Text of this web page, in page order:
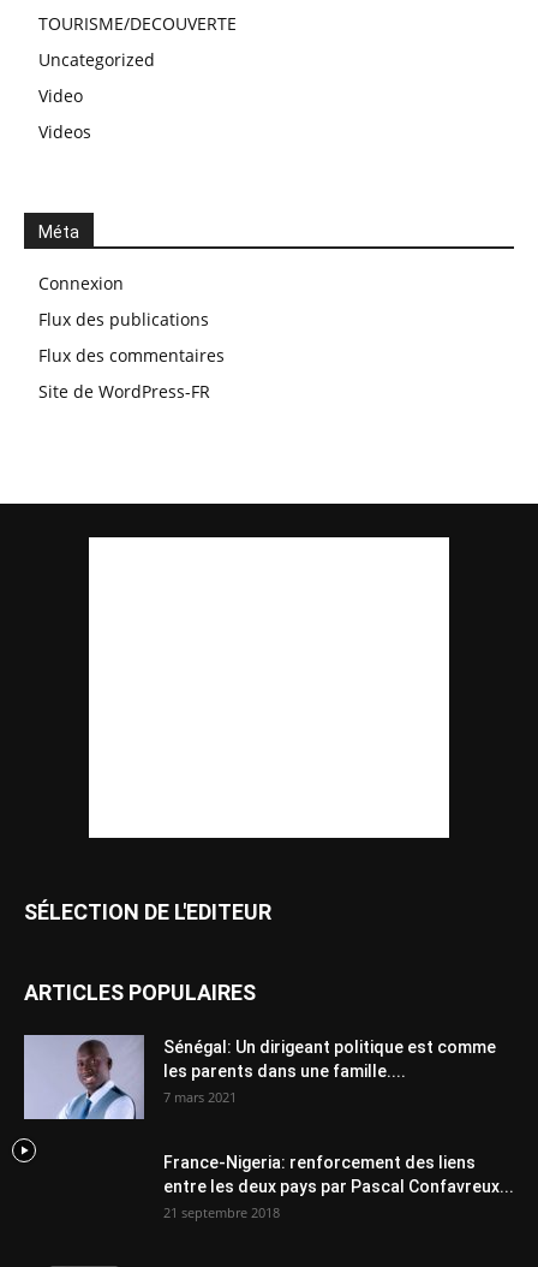
TOURISME/DECOUVERTE
Uncategorized
Video
Videos
Méta
Connexion
Flux des publications
Flux des commentaires
Site de WordPress-FR
SÉLECTION DE L'EDITEUR
ARTICLES POPULAIRES
Sénégal: Un dirigeant politique est comme
les parents dans une famille....
7 mars 2021
France-Nigeria: renforcement des liens
entre les deux pays par Pascal Confavreux...
21 septembre 2018